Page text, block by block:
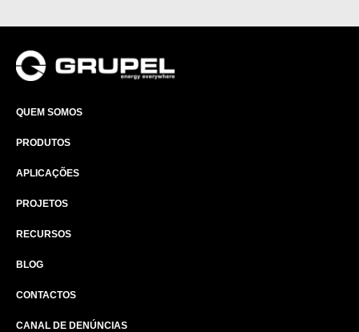
QUEM SOMOS
PRODUTOS
APLICAÇÕES
PROJETOS
RECURSOS
BLOG
CONTACTOS
CANAL DE DENÚNCIAS